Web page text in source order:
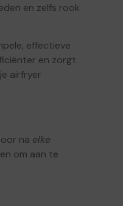
en zelfs rook
effectieve
en zorgt
airfryer
na elke
om aan te